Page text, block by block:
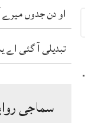
او دن جدوں میرے
تبدیلی آ گئی اے
سماجی